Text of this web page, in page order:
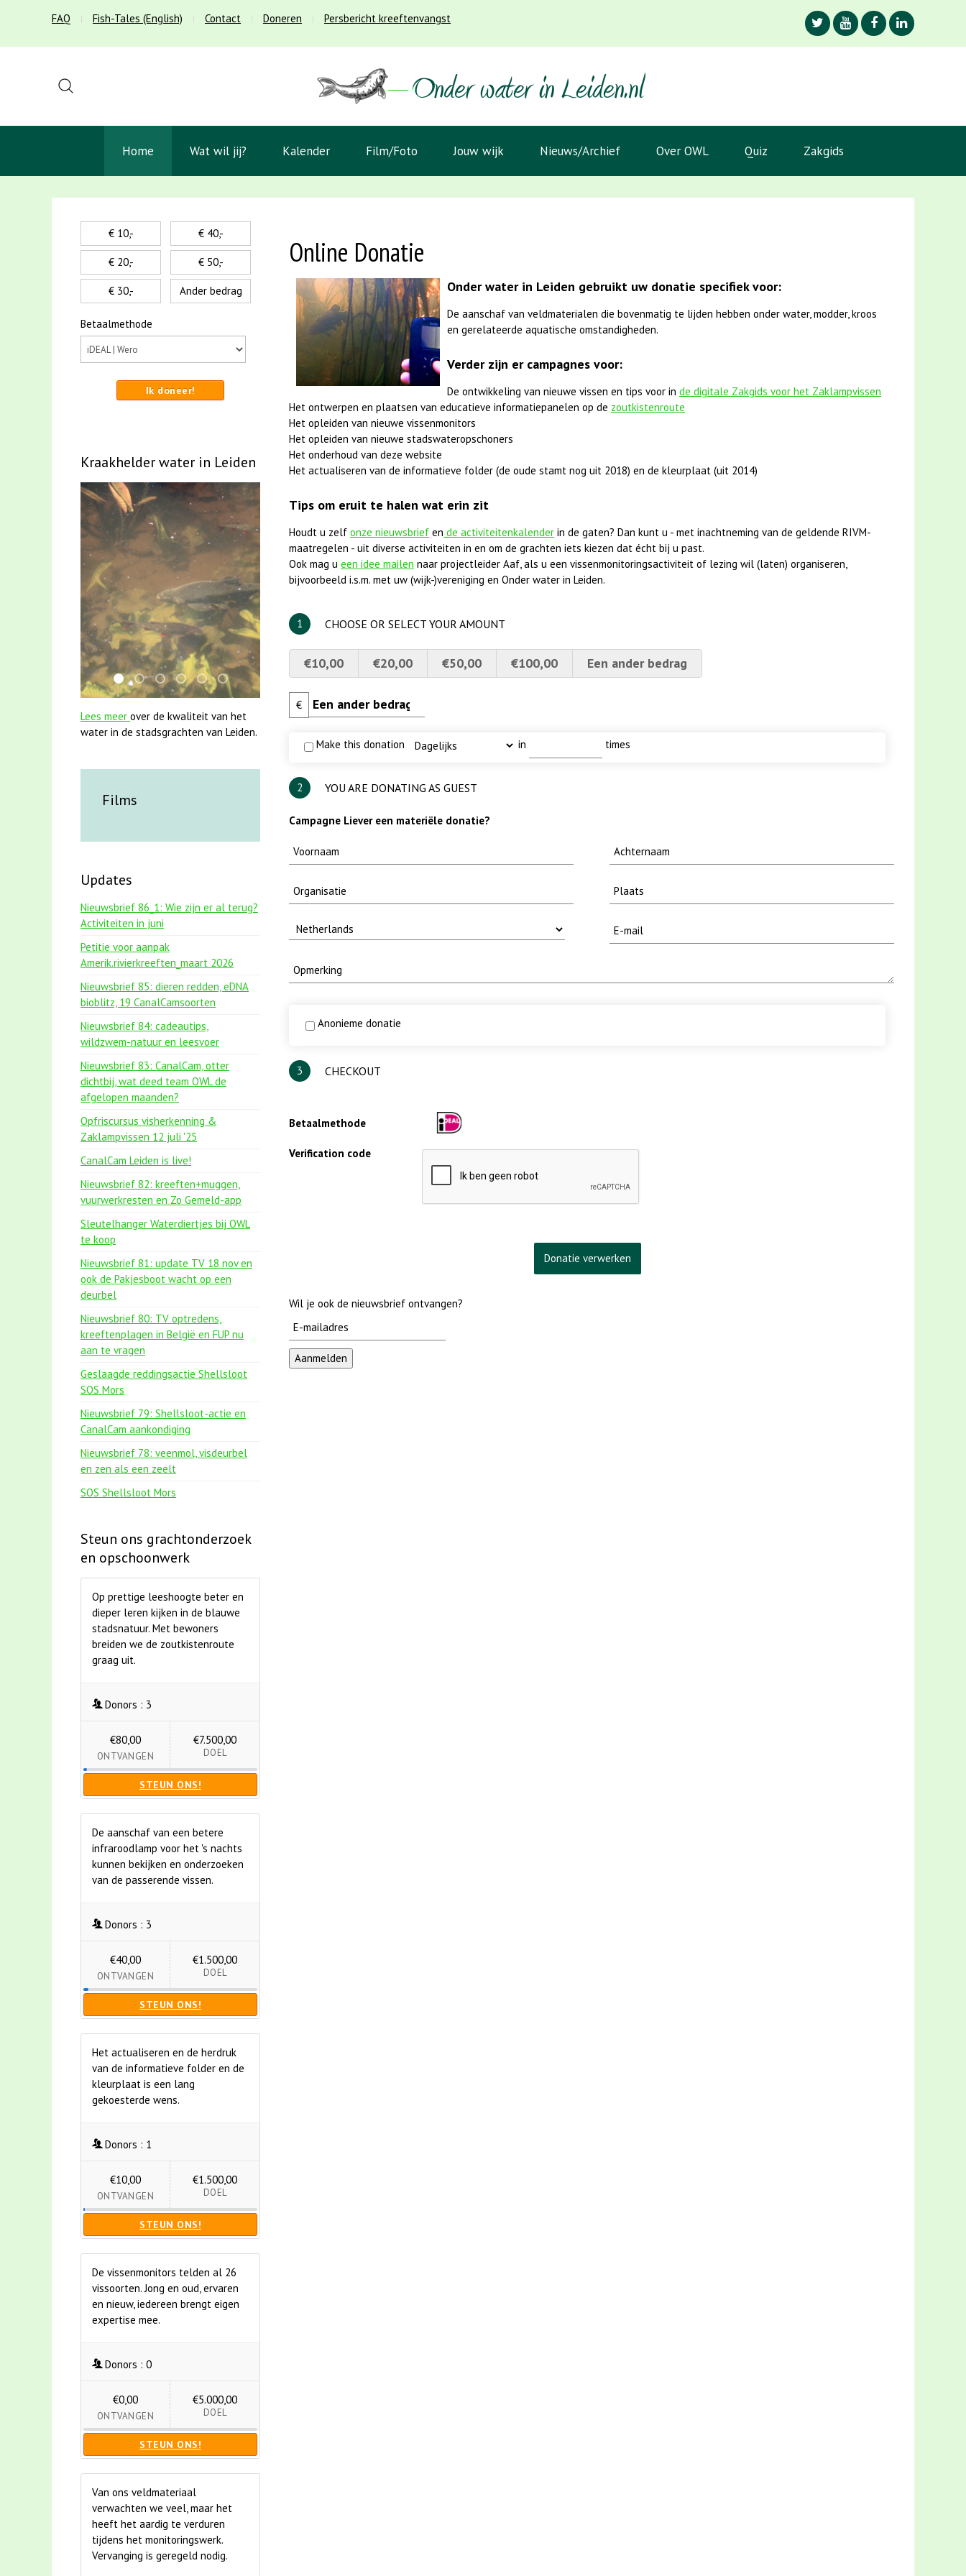
FAQ Fish-Tales (English) Contact Doneren Persbericht kreeftenvangst
Home Wat wil jij? Kalender Film/Foto Jouw wijk Nieuws/Archief Over OWL Quiz Zakgids
Online Donatie
Onder water in Leiden gebruikt uw donatie specifiek voor:
De aanschaf van veldmaterialen die bovenmatig te lijden hebben onder water, modder, kroos
en gerelateerde aquatische omstandigheden.
Verder zijn er campagnes voor:
De ontwikkeling van nieuwe vissen en tips voor in de digitale Zakgids voor het Zaklampvissen
Het ontwerpen en plaatsen van educatieve informatiepanelen op de zoutkistenroute
Het opleiden van nieuwe vissenmonitors
Het opleiden van nieuwe stadswateropschoners
Het onderhoud van deze website
Het actualiseren van de informatieve folder (de oude stamt nog uit 2018) en de kleurplaat (uit 2014)
Tips om eruit te halen wat erin zit
Houdt u zelf onze nieuwsbrief en de activiteitenkalender in de gaten? Dan kunt u - met inachtneming van de geldende RIVM-
maatregelen - uit diverse activiteiten in en om de grachten iets kiezen dat écht bij u past.
Ook mag u een idee mailen naar projectleider Aaf, als u een vissenmonitoringsactiviteit of lezing wil (laten) organiseren,
bijvoorbeeld i.s.m. met uw (wijk-)vereniging en Onder water in Leiden.
1 CHOOSE OR SELECT YOUR AMOUNT
€10,00 €20,00 €50,00 €100,00 Een ander bedrag
€
Make this donation in times
2 YOU ARE DONATING AS GUEST
Campagne Liever een materiële donatie?
Anonieme donatie
3 CHECKOUT
Betaalmethode
Verification code
Wil je ook de nieuwsbrief ontvangen?
€ 10,-
€ 20,-
€ 30,-
€ 40,-
€ 50,-
Ander bedrag
Betaalmethode
Ik doneer!
Kraakhelder water in Leiden
jun2021 28 brasem en rietvoorns 4a verscherpt
mei2021 1 snoekje elly
jun2021 zaklv 5 snoekje MOOI
karper met kattenklimtouw
smoelenboek fifi en karper nieuwsbrief-
mei2021 watervogelmethode fuut met baars
Lees meer over de kwaliteit van het
water in de stadsgrachten van Leiden.
Films
Updates
Nieuwsbrief 86_1: Wie zijn er al terug?
Activiteiten in juni
Petitie voor aanpak
Amerik.rivierkreeften_maart 2026
Nieuwsbrief 85: dieren redden, eDNA
bioblitz, 19 CanalCamsoorten
Nieuwsbrief 84: cadeautips,
wildzwem-natuur en leesvoer
Nieuwsbrief 83: CanalCam, otter
dichtbij, wat deed team OWL de
afgelopen maanden?
Opfriscursus visherkenning &
Zaklampvissen 12 juli '25
CanalCam Leiden is live!
Nieuwsbrief 82: kreeften+muggen,
vuurwerkresten en Zo Gemeld-app
Sleutelhanger Waterdiertjes bij OWL
te koop
Nieuwsbrief 81: update TV 18 nov en
ook de Pakjesboot wacht op een
deurbel
Nieuwsbrief 80: TV optredens,
kreeftenplagen in België en FUP nu
aan te vragen
Geslaagde reddingsactie Shellsloot
SOS Mors
Nieuwsbrief 79: Shellsloot-actie en
CanalCam aankondiging
Nieuwsbrief 78: veenmol, visdeurbel
en zen als een zeelt
SOS Shellsloot Mors
Steun ons grachtonderzoek
en opschoonwerk
Op prettige leeshoogte beter en
dieper leren kijken in de blauwe
stadsnatuur. Met bewoners
breiden we de zoutkistenroute
graag uit.
Donors : 3
€80,00
ONTVANGEN
€7.500,00
DOEL
STEUN ONS!
De aanschaf van een betere
infraroodlamp voor het 's nachts
kunnen bekijken en onderzoeken
van de passerende vissen.
Donors : 3
€40,00
ONTVANGEN
€1.500,00
DOEL
STEUN ONS!
Het actualiseren en de herdruk
van de informatieve folder en de
kleurplaat is een lang
gekoesterde wens.
Donors : 1
€10,00
ONTVANGEN
€1.500,00
DOEL
STEUN ONS!
De vissenmonitors telden al 26
vissoorten. Jong en oud, ervaren
en nieuw, iedereen brengt eigen
expertise mee.
Donors : 0
€0,00
ONTVANGEN
€5.000,00
DOEL
STEUN ONS!
Van ons veldmateriaal
verwachten we veel, maar het
heeft het aardig te verduren
tijdens het monitoringswerk.
Vervanging is geregeld nodig.